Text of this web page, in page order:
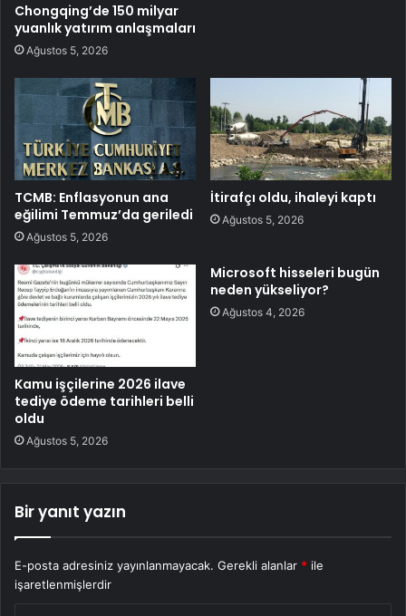
Chongqing’de 150 milyar
yuanlık yatırım anlaşmaları
Ağustos 5, 2026
TCMB: Enflasyonun ana
eğilimi Temmuz’da geriledi
Ağustos 5, 2026
İtirafçı oldu, ihaleyi kaptı
Ağustos 5, 2026
Kamu işçilerine 2026 ilave
tediye ödeme tarihleri belli
oldu
Ağustos 5, 2026
Microsoft hisseleri bugün
neden yükseliyor?
Ağustos 4, 2026
Bir yanıt yazın
E-posta adresiniz yayınlanmayacak. Gerekli alanlar * ile
işaretlenmişlerdir